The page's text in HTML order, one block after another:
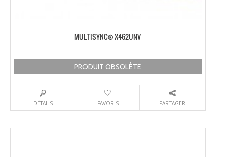
MULTISYNC® X462UNV
PRODUIT OBSOLÈTE
DÉTAILS FAVORIS PARTAGER